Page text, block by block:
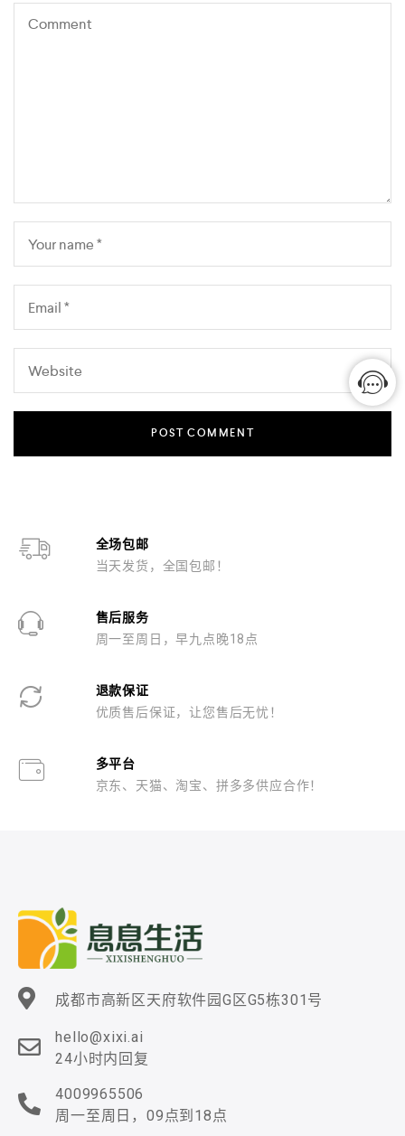
全场包邮
当天发货，全国包邮！
售后服务
周一至周日，早九点晚18点
退款保证
优质售后保证，让您售后无忧！
多平台
京东、天猫、淘宝、拼多多供应合作！
成都市高新区天府软件园G区G5栋301号
hello@xixi.ai
24小时内回复
4009965506
周一至周日，09点到18点